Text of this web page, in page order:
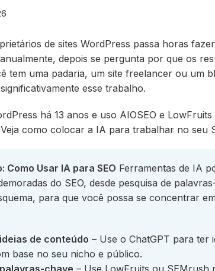
de sites WordPress passa horas
depois se pergunta por que os
tem uma padaria, um site freelancer ou um
esse trabalho.
há 13 anos e uso AIOSEO e
como colocar a IA para trabalhar no seu
Como Usar IA para SEO Ferramentas de IA
do SEO, desde pesquisa de
para que você possa se concentrar
de conteúdo – Use o ChatGPT para ter
base no seu nicho e público.
chave – Use LowFruits ou SEMrush